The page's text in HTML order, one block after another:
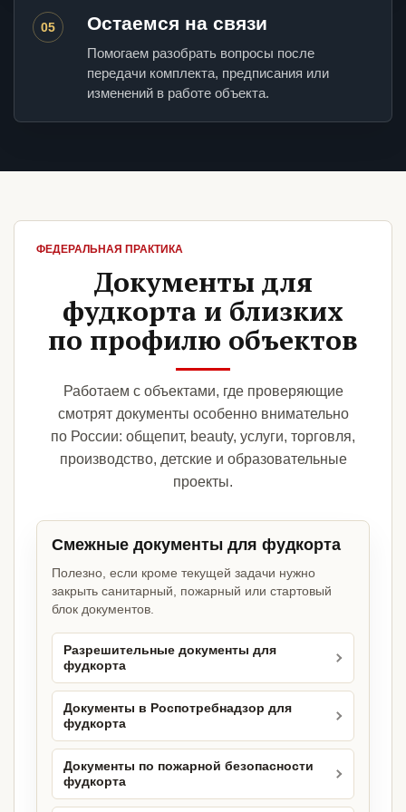
05 Остаемся на связи
Помогаем разобрать вопросы после
передачи комплекта, предписания или
изменений в работе объекта.
ФЕДЕРАЛЬНАЯ ПРАКТИКА
Документы для
фудкорта и близких
по профилю объектов
Работаем с объектами, где проверяющие
смотрят документы особенно внимательно
по России: общепит, beauty, услуги, торговля,
производство, детские и образовательные
проекты.
Смежные документы для фудкорта
Полезно, если кроме текущей задачи нужно
закрыть санитарный, пожарный или стартовый
блок документов.
Разрешительные документы для
фудкорта
Документы в Роспотребнадзор для
фудкорта
Документы по пожарной безопасности
фудкорта